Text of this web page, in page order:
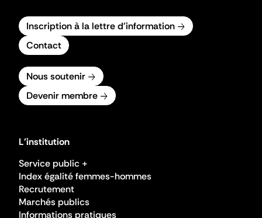
Inscription à la lettre d'information
Contact
Nous soutenir
Devenir membre
L'institution
Service public +
Index égalité femmes-hommes
Recrutement
Marchés publics
Informations pratiques